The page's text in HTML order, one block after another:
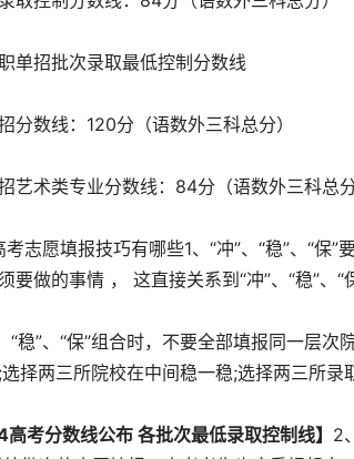
单招批次录取最低控制分数线
分数线：120分（语数外三科总分）
艺术类专业分数线：84分（语数外三科总分
志愿填报技巧有哪些1、“冲”、“稳”、“保
要做的事情 ， 这直接关系到“冲”、“稳”、“
“稳”、“保”组合时，不要全部填报同一层
择两三所院校在中间稳一稳;选择两三所录
高考分数线公布 各批次最低录取控制线】 2